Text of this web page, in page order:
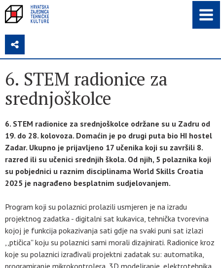
Z
6. STEM radionice za
srednjoškolce
6. STEM radionice za srednjoškolce održane su u Zadru od
19. do 28. kolovoza. Domaćin je po drugi puta bio HI hostel
Zadar. Ukupno je prijavljeno 17 učenika koji su završili 8.
razred ili su učenici srednjih škola. Od njih, 5 polaznika koji
su pobjednici u raznim disciplinama World Skills Croatia
2025 je nagrađeno besplatnim sudjelovanjem.
Program koji su polaznici prolazili usmjeren je na izradu
projektnog zadatka - digitalni sat kukavica, tehnička tvorevina
kojoj je funkcija pokazivanja sati gdje na svaki puni sat izlazi
,,ptičica'' koju su polaznici sami morali dizajnirati. Radionice kroz
koje su polaznici izrađivali projektni zadatak su: automatika,
programiranje mikrokontrolera, 3D modeliranje, elektrotehnika,